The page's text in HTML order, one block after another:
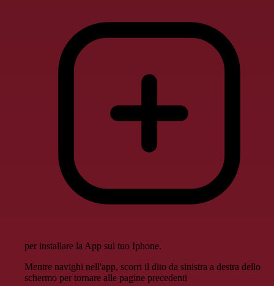
per installare la App sul tuo Iphone.
Mentre navighi nell'app, scorri il dito da sinistra a destra dello
schermo per tornare alle pagine precedenti